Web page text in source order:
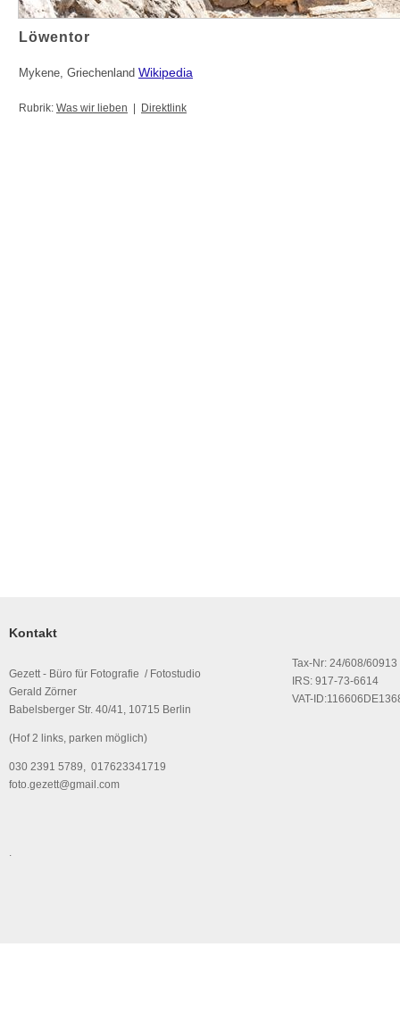
Löwentor
Mykene, Griechenland Wikipedia
Rubrik: Was wir lieben Direktlink
Kontakt
Gezett - Büro für Fotografie / Fotostudio
Gerald Zörner
Babelsberger Str. 40/41, 10715 Berlin
(Hof 2 links, parken möglich)
030 2391 5789, 017623341719
foto.gezett@gmail.com
Tax-Nr: 24/608/60913
IRS: 917-73-6614
VAT-
.